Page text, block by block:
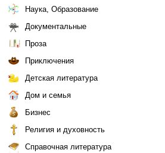
Наука, Образование
Документальные
Проза
Приключения
Детская литература
Дом и семья
Бизнес
Религия и духовность
Справочная литература